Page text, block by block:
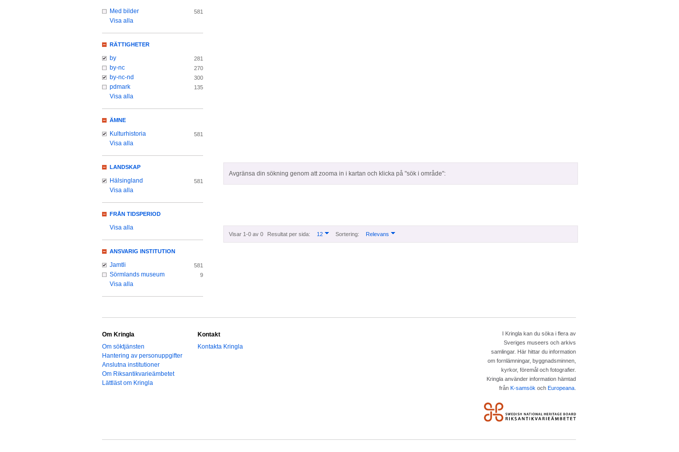
Avgränsa din sökning genom att zooma in i kartan och klicka på "sök i område":
Visar 1-0 av 0 Resultat per sida: 12 Sortering: Relevans
Med bilder 581
Visa alla
RÄTTIGHETER
by 281
by-nc 270
by-nc-nd 300
pdmark 135
Visa alla
ÄMNE
Kulturhistoria 581
Visa alla
LANDSKAP
Hälsingland 581
Visa alla
FRÅN TIDSPERIOD
Visa alla
ANSVARIG INSTITUTION
Jamtli 581
Sörmlands museum 9
Visa alla
Om Kringla
Om söktjänsten
Hantering av personuppgifter
Anslutna institutioner
Om Riksantikvarieämbetet
Lättläst om Kringla
Kontakt
Kontakta Kringla
I Kringla kan du söka i flera av
Sveriges museers och arkivs
samlingar. Här hittar du information
om fornlämningar, byggnadsminnen,
kyrkor, föremål och fotografier.
Kringla använder information hämtad
från K-samsök och Europeana